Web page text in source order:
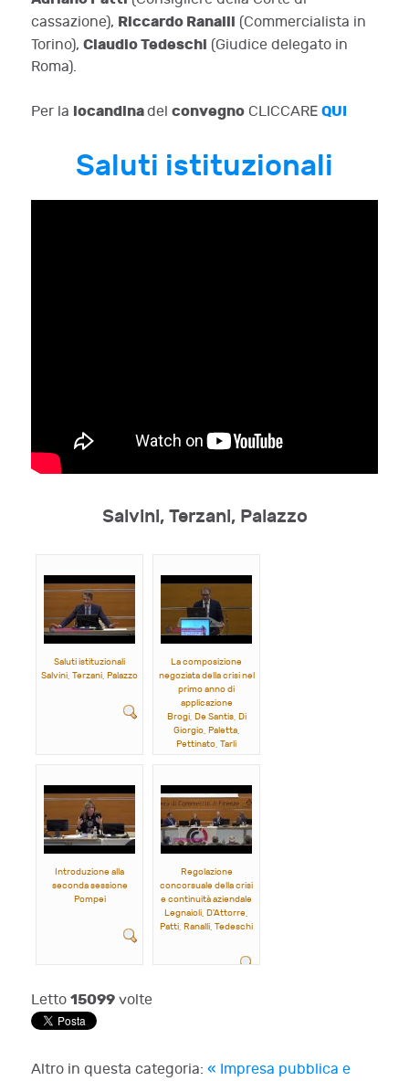
cassazione), Riccardo Ranalli (Commercialista in
Torino), Claudio Tedeschi (Giudice delegato in
Roma).
Per la locandinadel convegno CLICCARE QUI
Saluti istituzionali
Salvini, Terzani, Palazzo
Saluti istituzionali
Salvini, Terzani, Palazzo
La composizione
negoziata della crisi nel
primo anno di
applicazione
Brogi, De Santis, Di
Giorgio, Paletta,
Pettinato, Tarli
Introduzione alla
seconda sessione
Pompei
Regolazione
concorsuale della crisi
e continuità aziendale
Legnaioli, D'Attorre,
Patti, Ranalli, Tedeschi
Letto 15099 volte
Altro in questa categoria: « Impresa pubblica e